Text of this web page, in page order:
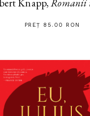
Knapp,Romanii
PREȚ 85.00 RON